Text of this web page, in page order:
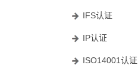
IFS认证
IP认证
ISO14001认证